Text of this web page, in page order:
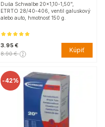
Duša Schwalbe 20x1,10-1,50",
ETRTO 28/40-406, ventil galuskový
alebo auto, hmotnosť 150 g.
3.95 €
8.90 € Kúpiť
-42%